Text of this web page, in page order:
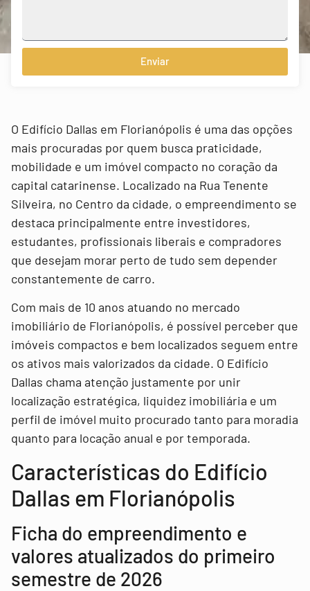
Enviar
O Edifício Dallas em Florianópolis é uma das opções
mais procuradas por quem busca praticidade,
mobilidade e um imóvel compacto no coração da
capital catarinense. Localizado na Rua Tenente
Silveira, no Centro da cidade, o empreendimento se
destaca principalmente entre investidores,
estudantes, profissionais liberais e compradores
que desejam morar perto de tudo sem depender
constantemente de carro.
Com mais de 10 anos atuando no mercado
imobiliário de Florianópolis, é possível perceber que
imóveis compactos e bem localizados seguem entre
os ativos mais valorizados da cidade. O Edifício
Dallas chama atenção justamente por unir
localização estratégica, liquidez imobiliária e um
perfil de imóvel muito procurado tanto para moradia
quanto para locação anual e por temporada.
Características do Edifício
Dallas em Florianópolis
Ficha do empreendimento e
valores atualizados do primeiro
semestre de 2026